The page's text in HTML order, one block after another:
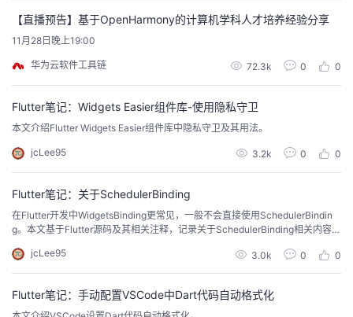
【直播预告】基于OpenHarmony的计算机学科人才培养经验分享
11月28日晚上19:00
华为云软件工具链 72.3k 0 0
Flutter笔记：Widgets Easier组件库-使用隐私守卫
本文介绍Flutter Widgets Easier组件库中隐私守卫及其用法。
jcLee95 3.2k 0 0
Flutter笔记：关于SchedulerBinding
在Flutter开发中WidgetsBinding更常见，一般不会直接使用SchedulerBindin
g。本文基于Flutter源码及其相关注释，记录关于SchedulerBinding相关内容。
ding主要关注底层的任务调度和执行。
jcLee95 3.0k 0 0
Flutter笔记：手动配置VSCode中Dart代码自动格式化